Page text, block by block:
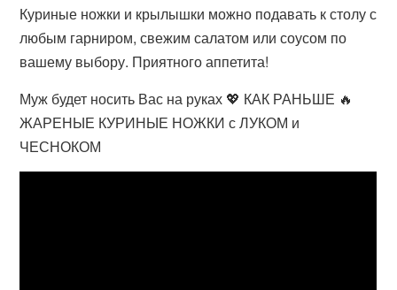
Куриные ножки и крылышки можно подавать к столу с
любым гарниром, свежим салатом или соусом по
вашему выбору. Приятного аппетита!
Муж будет носить Вас на руках 💖 КАК РАНЬШЕ 🔥
ЖАРЕНЫЕ КУРИНЫЕ НОЖКИ с ЛУКОМ и
ЧЕСНОКОМ